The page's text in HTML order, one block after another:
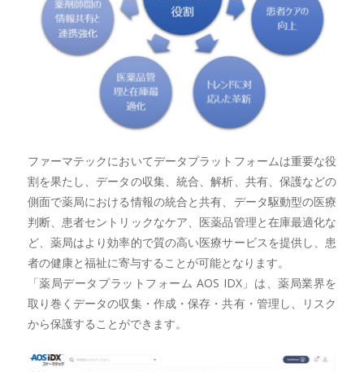
ファーマテックにおいてデータプラットフォームは重要な役
割を果たし、データの収集、統合、解析、共有、保護などの
側面で薬局における情報の統合と共有、データ駆動型の医療
判断、患者セントリックなケア、医薬品管理と在庫最適化な
ど、薬局はより効率的で質の高い医療サービスを提供し、患
者の健康と福祉に寄与することが可能となります。
「薬局データプラットフォーム AOS IDX」は、薬局業界を
取り巻くデータの収集・作成・保存・共有・管理し、リスク
から保護することができます。